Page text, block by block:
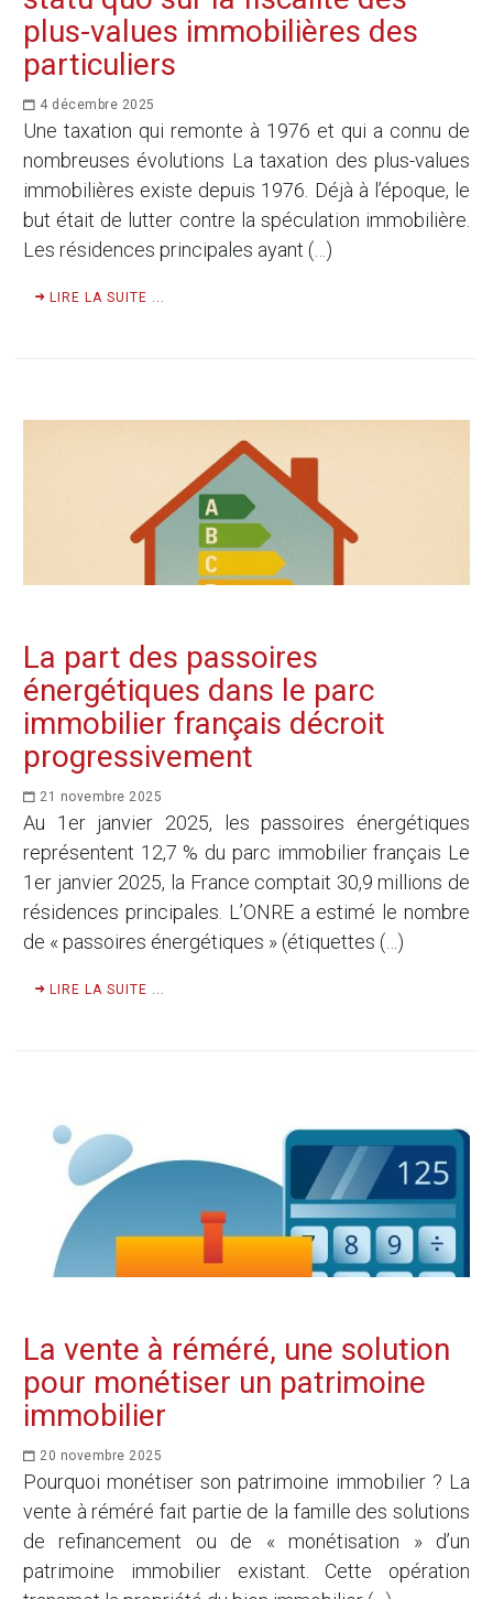
plus-values immobilières des
particuliers
4 décembre 2025
Une taxation qui remonte à 1976 et qui a connu de
nombreuses évolutions La taxation des plus-values
immobilières existe depuis 1976. Déjà à l’époque, le
but était de lutter contre la spéculation immobilière.
Les résidences principales ayant (…)
LIRE LA SUITE ...
La part des passoires
énergétiques dans le parc
immobilier français décroit
progressivement
21 novembre 2025
Au 1er janvier 2025, les passoires énergétiques
représentent 12,7 % du parc immobilier français Le
1er janvier 2025, la France comptait 30,9 millions de
résidences principales. L’ONRE a estimé le nombre
de « passoires énergétiques » (étiquettes (…)
LIRE LA SUITE ...
La vente à réméré, une solution
pour monétiser un patrimoine
immobilier
20 novembre 2025
Pourquoi monétiser son patrimoine immobilier ? La
vente à réméré fait partie de la famille des solutions
de refinancement ou de « monétisation » d’un
patrimoine immobilier existant. Cette opération